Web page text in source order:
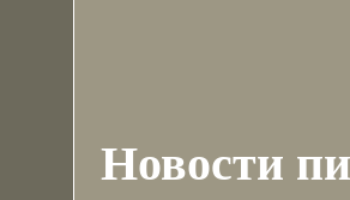
Новости